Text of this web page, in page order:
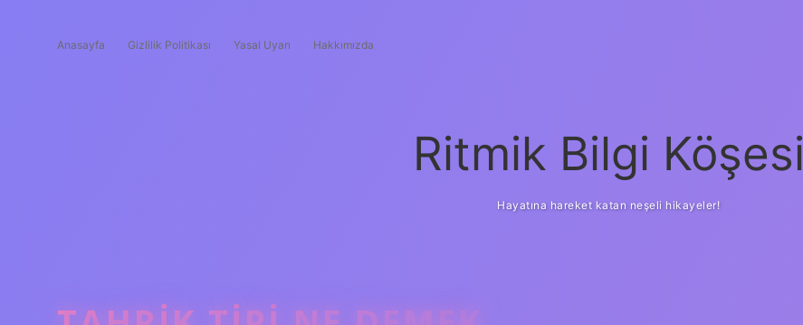
Anasayfa Gizlilik Politikası Yasal Uyarı Hakkımızda
Ritmik Bilgi Köşesi
Hayatına hareket katan neşeli hikayeler!